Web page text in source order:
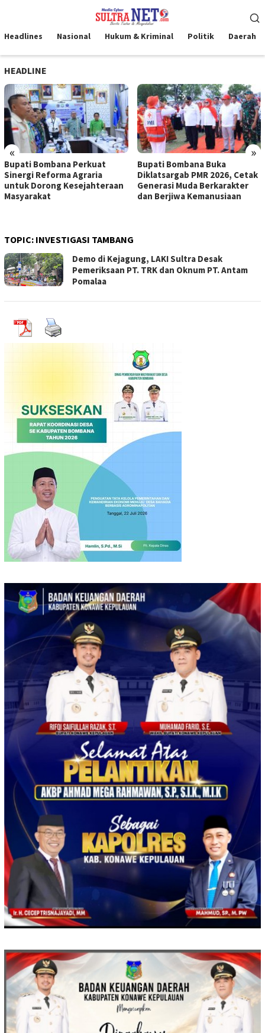
kontenMobile
Headlines Nasional Hukum & Kriminal Politik Daerah
HEADLINE
« »
Bupati Bombana Perkuat
Sinergi Reforma Agraria
untuk Dorong Kesejahteraan
Masyarakat
Bupati Bombana Buka
Diklatsargab PMR 2026, Cetak
Generasi Muda Berkarakter
dan Berjiwa Kemanusiaan
TOPIC: INVESTIGASI TAMBANG
Demo di Kejagung, LAKI Sultra Desak
Pemeriksaan PT. TRK dan Oknum PT. Antam
Pomalaa